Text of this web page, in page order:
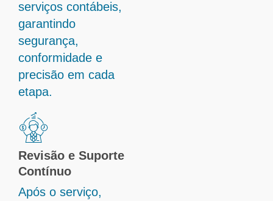
serviços contábeis,
garantindo
segurança,
conformidade e
precisão em cada
etapa.
Revisão e Suporte
Contínuo
Após o serviço,